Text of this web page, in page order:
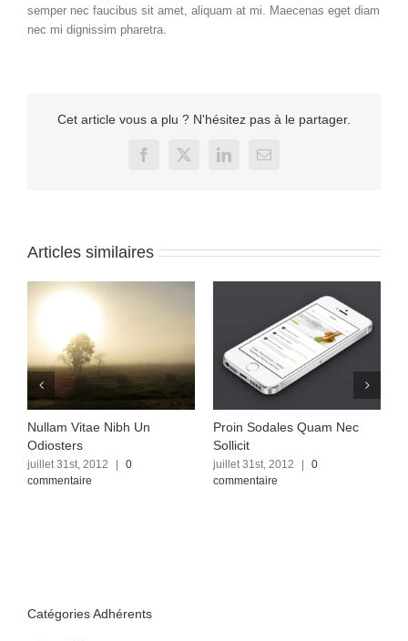
semper nec faucibus sit amet, aliquam at mi. Maecenas eget diam
nec mi dignissim pharetra.
Cet article vous a plu ? N'hésitez pas à le partager.
Facebook
X LinkedInEmail
Articles similaires
Nullam Vitae Nibh Un
Odiosters
juillet 31st, 2012
0
commentaire
Proin Sodales Quam Nec
Sollicit
juillet 31st, 2012
0
commentaire
Catégories Adhérents